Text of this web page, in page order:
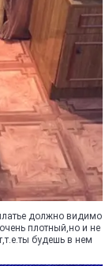
должно видимо
плотный,но и не
будешь в нем